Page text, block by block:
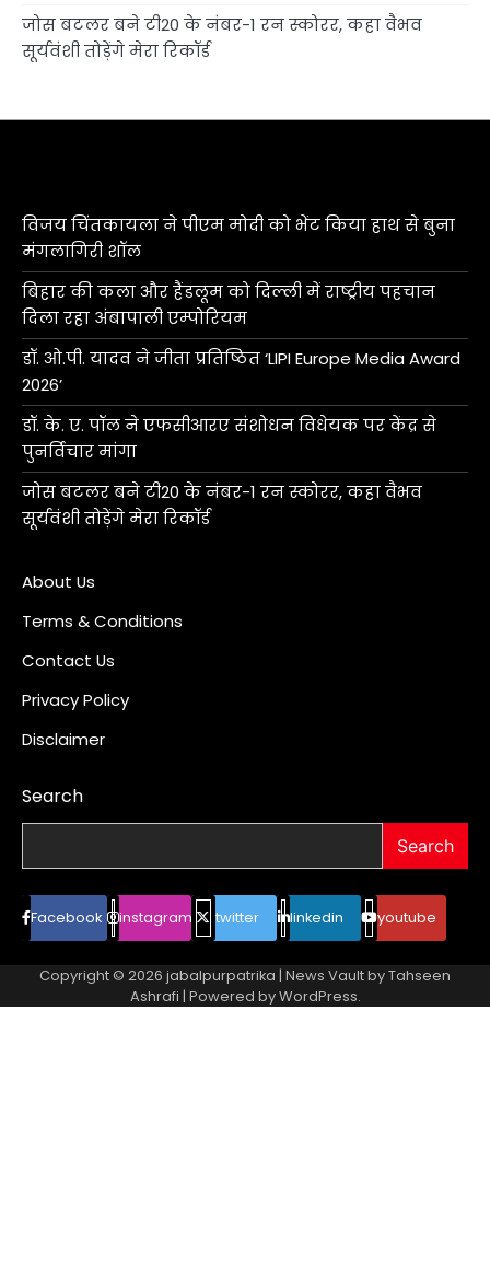
जोस बटलर बने टी20 के नंबर-1 रन स्कोरर, कहा वैभव
सूर्यवंशी तोड़ेंगे मेरा रिकॉर्ड
विजय चिंतकायला ने पीएम मोदी को भेंट किया हाथ से बुना
मंगलागिरी शॉल
बिहार की कला और हैंडलूम को दिल्ली में राष्ट्रीय पहचान
दिला रहा अंबापाली एम्पोरियम
डॉ. ओ.पी. यादव ने जीता प्रतिष्ठित ‘LIPI Europe Media Award
2026’
डॉ. के. ए. पॉल ने एफसीआरए संशोधन विधेयक पर केंद्र से
पुनर्विचार मांगा
जोस बटलर बने टी20 के नंबर-1 रन स्कोरर, कहा वैभव
सूर्यवंशी तोड़ेंगे मेरा रिकॉर्ड
About Us
Terms & Conditions
Contact Us
Privacy Policy
Disclaimer
Search
Search
Facebook instagram twitter linkedin youtube
Copyright © 2026 jabalpurpatrika | News Vault byTahseen
Ashrafi | Powered byWordPress.